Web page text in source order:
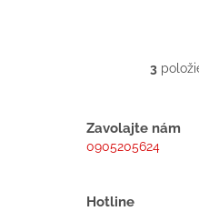
3
Zavolajte nám
0905205624
Hotline